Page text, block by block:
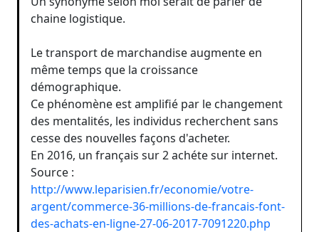
chaine logistique.
Le transport de marchandise augmente en
même temps que la croissance
démographique.
Ce phénomène est amplifié par le changement
des mentalités, les individus recherchent sans
cesse des nouvelles façons d'acheter.
En 2016, un français sur 2 achéte sur internet.
Source :
http://www.leparisien.fr/economie/votre-
argent/commerce-36-millions-de-francais-font-
des-achats-en-ligne-27-06-2017-7091220.php